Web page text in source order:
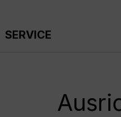
SERVICE